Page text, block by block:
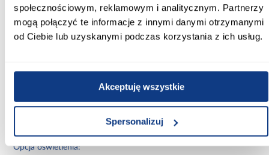
społecznościowym, reklamowym i analitycznym. Partnerzy
mogą połączyć te informacje z innymi danymi otrzymanymi
od Ciebie lub uzyskanymi podczas korzystania z ich usług.
Akceptuję wszystkie
Spersonalizuj
Tapicerowane:
nietapicerowane
płyta wiórowa laminowana
Wykończenie:
Opcja oświetlenia: